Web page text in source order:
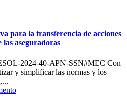
para la transferencia de acciones
las aseguradoras
2024-40-APN-SSN#MEC Con
y simplificar las normas y los